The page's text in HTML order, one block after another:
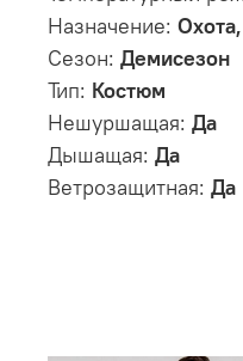
Назначение:
Сезон: Демисезон
Тип: Костюм
Нешуршащая: Да
Дышащая: Да
Ветрозащитная: Да